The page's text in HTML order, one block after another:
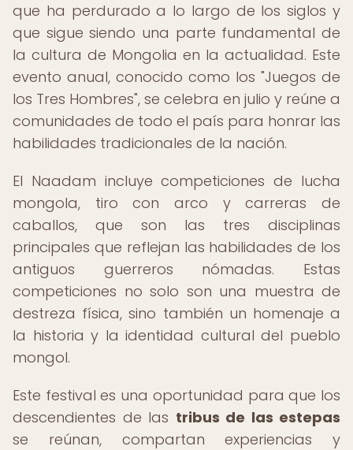
que ha perdurado a lo largo de los siglos y
que sigue siendo una parte fundamental de
la cultura de Mongolia en la actualidad. Este
evento anual, conocido como los "Juegos de
los Tres Hombres", se celebra en julio y reúne a
comunidades de todo el país para honrar las
habilidades tradicionales de la nación.
El Naadam incluye competiciones de lucha
mongola, tiro con arco y carreras de
caballos, que son las tres disciplinas
principales que reflejan las habilidades de los
antiguos guerreros nómadas. Estas
competiciones no solo son una muestra de
destreza física, sino también un homenaje a
la historia y la identidad cultural del pueblo
mongol.
Este festival es una oportunidad para que los
descendientes de las tribus de las estepas
se reúnan, compartan experiencias y